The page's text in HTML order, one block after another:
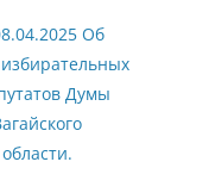
Об
Думы